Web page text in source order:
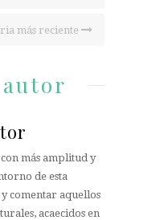
más reciente
más amplitud y
de esta
y comentar aquellos
acaecidos en